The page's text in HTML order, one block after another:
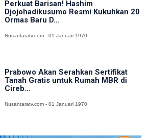
Perkuat Barisan! Hashim
Djojohadikusumo Resmi Kukuhkan 20
Ormas Baru D...
Nusantaratv.com - 01 Januari 1970
Prabowo Akan Serahkan Sertifikat
Tanah Gratis untuk Rumah MBR di
Cireb...
Nusantaratv.com - 01 Januari 1970